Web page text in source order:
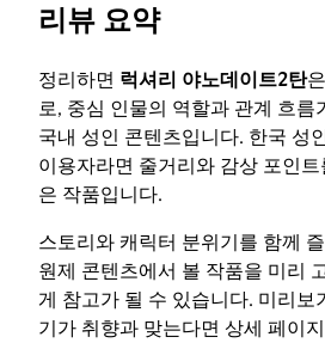
리뷰 요약
정리하면 럭셔리 야노데이트2탄
로, 중심 인물의 역할과 관계 흐름
국내 성인 콘텐츠입니다. 한국 성
이용자라면 줄거리와 감상 포인
은 작품입니다.
스토리와 캐릭터 분위기를 함께
원제 콘텐츠에서 볼 작품을 미리
게 참고가 될 수 있습니다. 미리보
기가 취향과 맞는다면 상세 페이